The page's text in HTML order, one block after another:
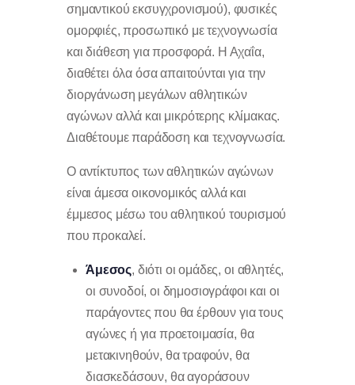
σημαντικού εκσυγχρονισμού), φυσικές
ομορφιές, προσωπικό με τεχνογνωσία
και διάθεση για προσφορά. Η Αχαΐα,
διαθέτει όλα όσα απαιτούνται για την
διοργάνωση μεγάλων αθλητικών
αγώνων αλλά και μικρότερης κλίμακας.
Διαθέτουμε παράδοση και τεχνογνωσία.
Ο αντίκτυπος των αθλητικών αγώνων
είναι άμεσα οικονομικός αλλά και
έμμεσος μέσω του αθλητικού τουρισμού
που προκαλεί.
Άμεσος, διότι οι ομάδες, οι αθλητές,
οι συνοδοί, οι δημοσιογράφοι και οι
παράγοντες που θα έρθουν για τους
αγώνες ή για προετοιμασία, θα
μετακινηθούν, θα τραφούν, θα
διασκεδάσουν, θα αγοράσουν